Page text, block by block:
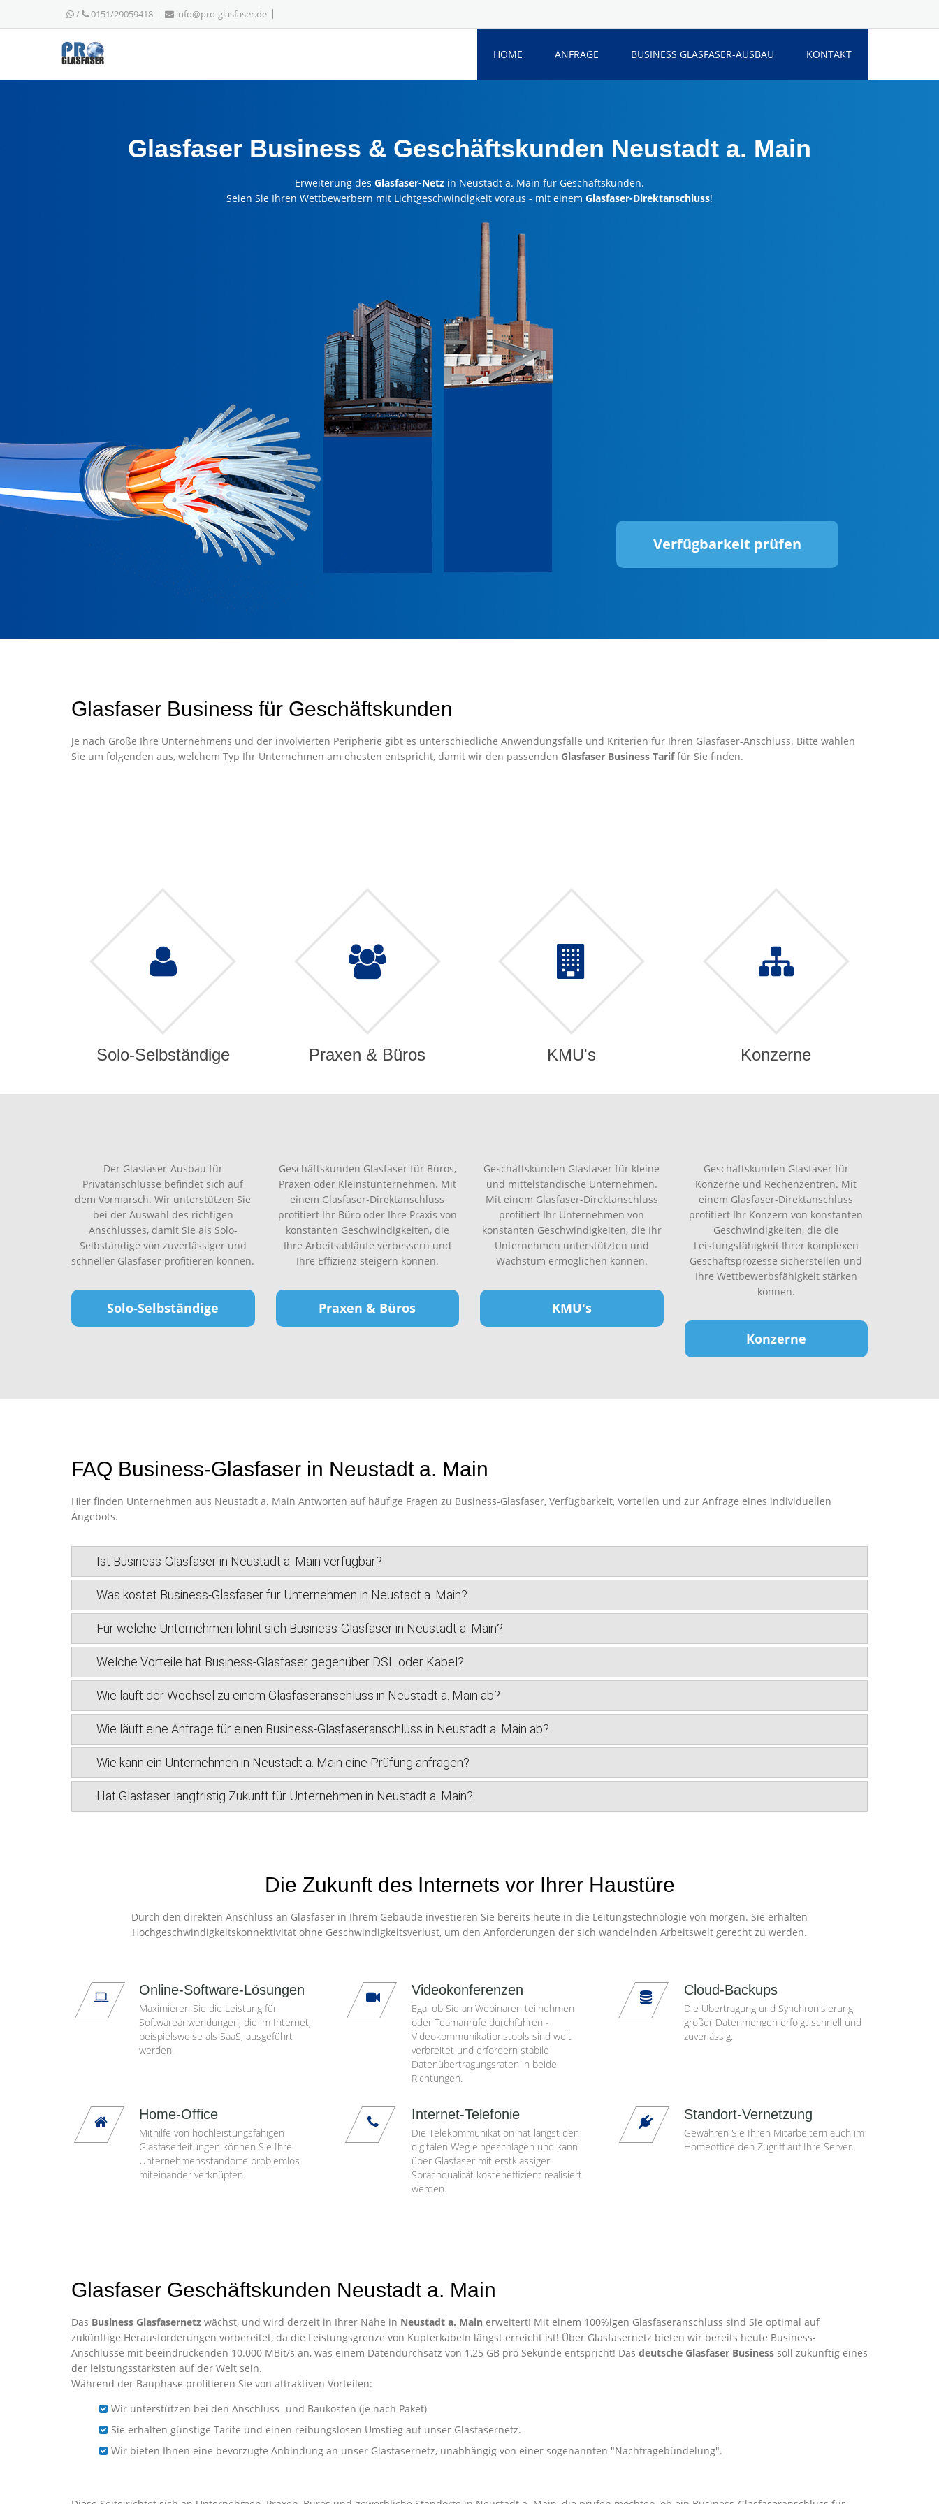
/ 0151/29059418 info@pro-glasfaser.de
HOME ANFRAGE BUSINESS GLASFASER-AUSBAU KONTAKT
Glasfaser Business & Geschäftskunden Neustadt a. Main
Erweiterung des Glasfaser-Netz in Neustadt a. Main für Geschäftskunden.
Seien Sie Ihren Wettbewerbern mit Lichtgeschwindigkeit voraus - mit einem Glasfaser-Direktanschluss!
Verfügbarkeit prüfen
Glasfaser Business für Geschäftskunden
Je nach Größe Ihre Unternehmens und der involvierten Peripherie gibt es unterschiedliche Anwendungsfälle und Kriterien für Ihren Glasfaser-Anschluss. Bitte wählen
Sie um folgenden aus, welchem Typ Ihr Unternehmen am ehesten entspricht, damit wir den passenden Glasfaser Business Tariffür Sie finden.
Solo-Selbständige
Der Glasfaser-Ausbau für
Privatanschlüsse befindet sich auf
dem Vormarsch. Wir unterstützen Sie
bei der Auswahl des richtigen
Anschlusses, damit Sie als Solo-
Selbständige von zuverlässiger und
schneller Glasfaser profitieren können.
Solo-Selbständige
Praxen & Büros
Geschäftskunden Glasfaser für Büros,
Praxen oder Kleinstunternehmen. Mit
einem Glasfaser-Direktanschluss
profitiert Ihr Büro oder Ihre Praxis von
konstanten Geschwindigkeiten, die
Ihre Arbeitsabläufe verbessern und
Ihre Effizienz steigern können.
Praxen & Büros
KMU's
Geschäftskunden Glasfaser für kleine
und mittelständische Unternehmen.
Mit einem Glasfaser-Direktanschluss
profitiert Ihr Unternehmen von
konstanten Geschwindigkeiten, die Ihr
Unternehmen unterstützten und
Wachstum ermöglichen können.
KMU's
Konzerne
Geschäftskunden Glasfaser für
Konzerne und Rechenzentren. Mit
einem Glasfaser-Direktanschluss
profitiert Ihr Konzern von konstanten
Geschwindigkeiten, die die
Leistungsfähigkeit Ihrer komplexen
Geschäftsprozesse sicherstellen und
Ihre Wettbewerbsfähigkeit stärken
können.
Konzerne
FAQ Business-Glasfaser in Neustadt a. Main
Hier finden Unternehmen aus Neustadt a. Main Antworten auf häufige Fragen zu Business-Glasfaser, Verfügbarkeit, Vorteilen und zur Anfrage eines individuellen
Angebots.
Ist Business-Glasfaser in Neustadt a. Main verfügbar?
Was kostet Business-Glasfaser für Unternehmen in Neustadt a. Main?
Für welche Unternehmen lohnt sich Business-Glasfaser in Neustadt a. Main?
Welche Vorteile hat Business-Glasfaser gegenüber DSL oder Kabel?
Wie läuft der Wechsel zu einem Glasfaseranschluss in Neustadt a. Main ab?
Wie läuft eine Anfrage für einen Business-Glasfaseranschluss in Neustadt a. Main ab?
Wie kann ein Unternehmen in Neustadt a. Main eine Prüfung anfragen?
Hat Glasfaser langfristig Zukunft für Unternehmen in Neustadt a. Main?
Die Zukunft des Internets vor Ihrer Haustüre
Durch den direkten Anschluss an Glasfaser in Ihrem Gebäude investieren Sie bereits heute in die Leitungstechnologie von morgen. Sie erhalten
Hochgeschwindigkeitskonnektivität ohne Geschwindigkeitsverlust, um den Anforderungen der sich wandelnden Arbeitswelt gerecht zu werden.
Online-Software-Lösungen
Maximieren Sie die Leistung für
Softwareanwendungen, die im Internet,
beispielsweise als SaaS, ausgeführt
werden.
Videokonferenzen
Egal ob Sie an Webinaren teilnehmen
oder Teamanrufe durchführen -
Videokommunikationstools sind weit
verbreitet und erfordern stabile
Datenübertragungsraten in beide
Richtungen.
Cloud-Backups
Die Übertragung und Synchronisierung
großer Datenmengen erfolgt schnell und
zuverlässig.
Home-Office
Mithilfe von hochleistungsfähigen
Glasfaserleitungen können Sie Ihre
Unternehmensstandorte problemlos
miteinander verknüpfen.
Internet-Telefonie
Die Telekommunikation hat längst den
digitalen Weg eingeschlagen und kann
über Glasfaser mit erstklassiger
Sprachqualität kosteneffizient realisiert
werden.
Standort-Vernetzung
Gewähren Sie Ihren Mitarbeitern auch im
Homeoffice den Zugriff auf Ihre Server.
Glasfaser Geschäftskunden Neustadt a. Main
Das Business Glasfasernetz wächst, und wird derzeit in Ihrer Nähe in Neustadt a. Main erweitert! Mit einem 100%igen Glasfaseranschluss sind Sie optimal auf
zukünftige Herausforderungen vorbereitet, da die Leistungsgrenze von Kupferkabeln längst erreicht ist! Über Glasfasernetz bieten wir bereits heute Business-
Anschlüsse mit beeindruckenden 10.000 MBit/s an, was einem Datendurchsatz von 1,25 GB pro Sekunde entspricht! Das deutsche Glasfaser Business soll zukünftig eines
der leistungsstärksten auf der Welt sein.
Während der Bauphase profitieren Sie von attraktiven Vorteilen:
Wir unterstützen bei den Anschluss- und Baukosten (je nach Paket)
Sie erhalten günstige Tarife und einen reibungslosen Umstieg auf unser Glasfasernetz.
Wir bieten Ihnen eine bevorzugte Anbindung an unser Glasfasernetz, unabhängig von einer sogenannten "Nachfragebündelung".